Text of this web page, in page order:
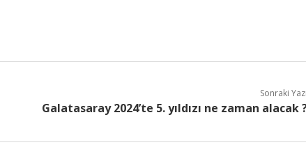
Sonraki
Galatasaray 2024’te 5. yıldızı ne zaman alacak